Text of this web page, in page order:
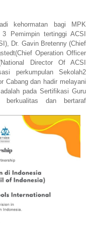
kehormatan bagi MPK
Pemimpin tertinggi ACSI
Dr. Gavin Bretenny (Chief
Operation Officer
Director Of ACSI
perkumpulan Sekolah2
Cabang dan hadir melayani
pada Sertifikasi Guru
dan bertaraf